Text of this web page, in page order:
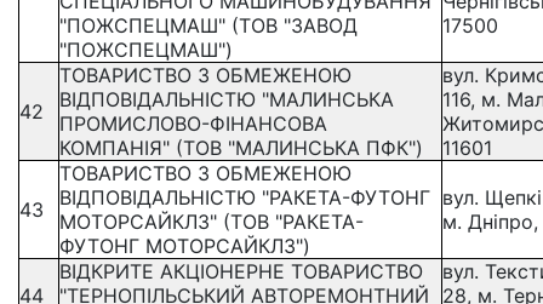
"ПОЖСПЕЦМАШ" (ТОВ "ЗАВОД
"ПОЖСПЕЦМАШ")
17500
42
ТОВАРИСТВО З ОБМЕЖЕНОЮ
ВІДПОВІДАЛЬНІСТЮ "МАЛИНСЬКА
ПРОМИСЛОВО-ФІНАНСОВА
КОМПАНІЯ" (ТОВ "МАЛИНСЬКА ПФК")
вул.
116, м.
11601
43
ТОВАРИСТВО З ОБМЕЖЕНОЮ
ВІДПОВІДАЛЬНІСТЮ "РАКЕТА-ФУТОНГ
МОТОРСАЙКЛЗ" (ТОВ "РАКЕТА-
ФУТОНГ МОТОРСАЙКЛЗ")
вул.
м.
44
ВІДКРИТЕ АКЦІОНЕРНЕ ТОВАРИСТВО
"ТЕРНОПІЛЬСЬКИЙ АВТОРЕМОНТНИЙ
вул.
28, м.